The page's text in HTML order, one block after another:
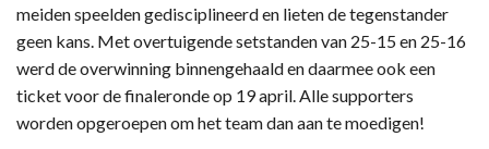
meiden speelden gedisciplineerd en lieten de tegenstander
geen kans. Met overtuigende setstanden van 25-15 en 25-16
werd de overwinning binnengehaald en daarmee ook een
ticket voor de finaleronde op 19 april. Alle supporters
worden opgeroepen om het team dan aan te moedigen!